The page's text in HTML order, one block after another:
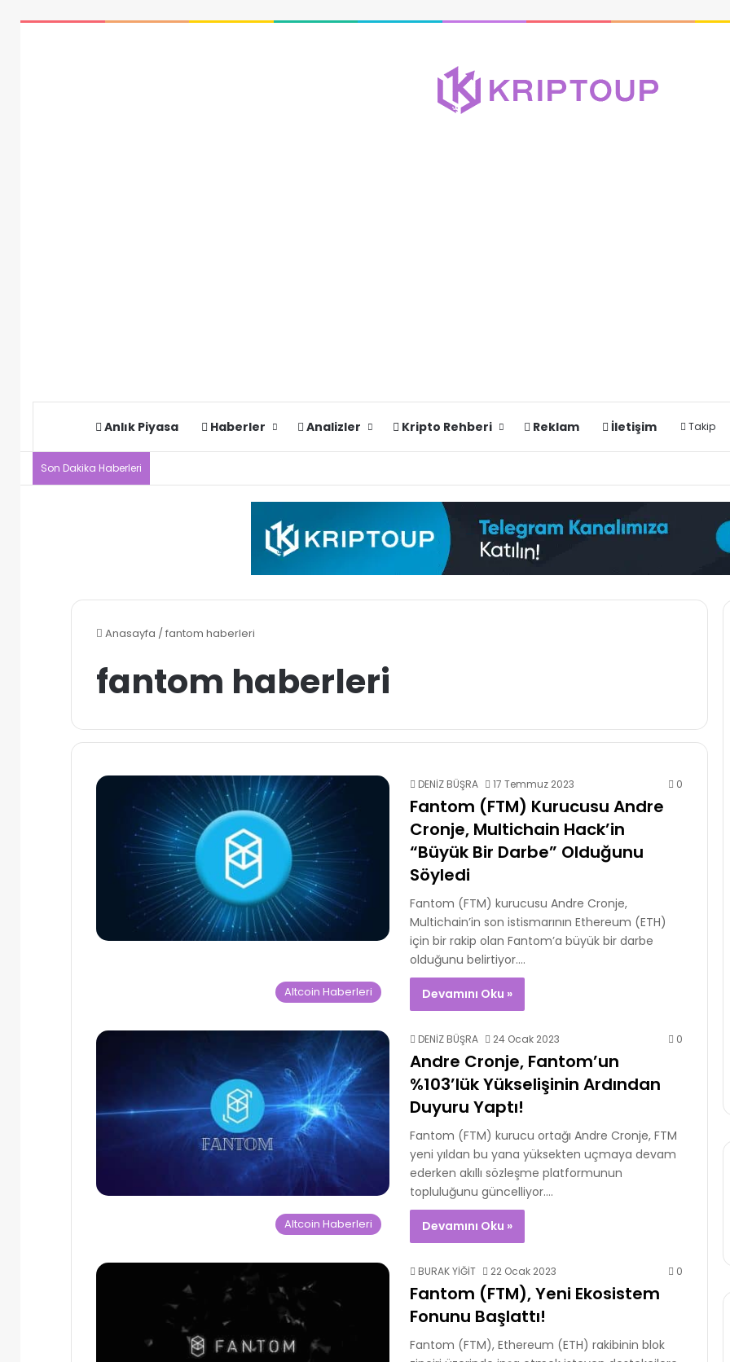
Anlık Piyasa Haberler Analizler Kripto Rehberi Reklam İletişim Takip
Son Dakika Haberleri
Anasayfa /fantom haberleri
fantom haberleri
Altcoin Haberleri
DENİZ BÜŞRA 17 Temmuz 2023 0
Fantom (FTM) Kurucusu Andre
Cronje, Multichain Hack’in
“Büyük Bir Darbe” Olduğunu
Söyledi
Fantom (FTM) kurucusu Andre Cronje,
Multichain’in son istismarının Ethereum (ETH)
için bir rakip olan Fantom’a büyük bir darbe
olduğunu belirtiyor.…
Devamını Oku »
Altcoin Haberleri
DENİZ BÜŞRA 24 Ocak 2023 0
Andre Cronje, Fantom’un
%103’lük Yükselişinin Ardından
Duyuru Yaptı!
Fantom (FTM) kurucu ortağı Andre Cronje, FTM
yeni yıldan bu yana yüksekten uçmaya devam
ederken akıllı sözleşme platformunun
topluluğunu güncelliyor.…
Devamını Oku »
BURAK YİĞİT 22 Ocak 2023 0
Fantom (FTM), Yeni Ekosistem
Fonunu Başlattı!
Fantom (FTM), Ethereum (ETH) rakibinin blok